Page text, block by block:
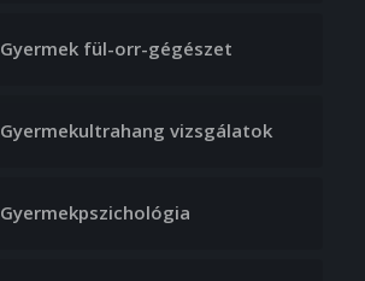
Gyermek fül-orr-gégészet
Gyermekultrahang vizsgálatok
Gyermekpszichológia